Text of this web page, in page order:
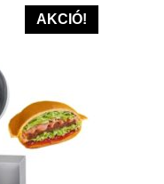
39,900Ft.
AKCIÓ!